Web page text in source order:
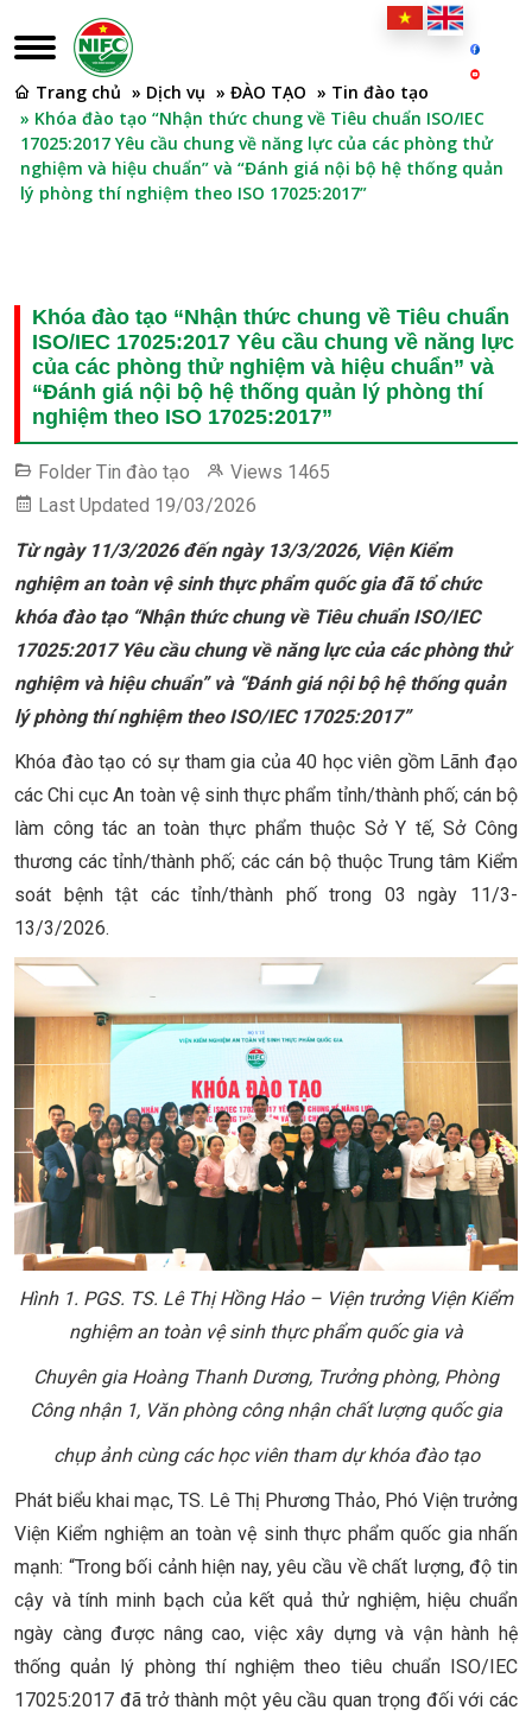
Trang chủ » Dịch vụ » ĐÀO TẠO » Tin đào tạo
» Khóa đào tạo “Nhận thức chung về Tiêu chuẩn ISO/IEC
17025:2017 Yêu cầu chung về năng lực của các phòng thử
nghiệm và hiệu chuẩn” và “Đánh giá nội bộ hệ thống quản
lý phòng thí nghiệm theo ISO 17025:2017”
Khóa đào tạo “Nhận thức chung về Tiêu chuẩn
ISO/IEC 17025:2017 Yêu cầu chung về năng lực
của các phòng thử nghiệm và hiệu chuẩn” và
“Đánh giá nội bộ hệ thống quản lý phòng thí
nghiệm theo ISO 17025:2017”
Folder Tin đào tạo Views 1465
Last Updated 19/03/2026
Từ ngày 11/3/2026 đến ngày 13/3/2026, Viện Kiểm
nghiệm an toàn vệ sinh thực phẩm quốc gia đã tổ chức
khóa đào tạo “Nhận thức chung về Tiêu chuẩn ISO/IEC
17025:2017 Yêu cầu chung về năng lực của các phòng thử
nghiệm và hiệu chuẩn” và “Đánh giá nội bộ hệ thống quản
lý phòng thí nghiệm theo ISO/IEC 17025:2017”
Khóa đào tạo có sự tham gia của 40 học viên gồm Lãnh đạo
các Chi cục An toàn vệ sinh thực phẩm tỉnh/thành phố; cán bộ
làm công tác an toàn thực phẩm thuộc Sở Y tế, Sở Công
thương các tỉnh/thành phố; các cán bộ thuộc Trung tâm Kiểm
soát bệnh tật các tỉnh/thành phố trong 03 ngày 11/3-
13/3/2026.
Hình 1. PGS. TS. Lê Thị Hồng Hảo – Viện trưởng Viện Kiểm
nghiệm an toàn vệ sinh thực phẩm quốc gia và
Chuyên gia Hoàng Thanh Dương, Trưởng phòng, Phòng
Công nhận 1, Văn phòng công nhận chất lượng quốc gia
chụp ảnh cùng các học viên tham dự khóa đào tạo
Phát biểu khai mạc, TS. Lê Thị Phương Thảo, Phó Viện trưởng
Viện Kiểm nghiệm an toàn vệ sinh thực phẩm quốc gia nhấn
mạnh: “Trong bối cảnh hiện nay, yêu cầu về chất lượng, độ tin
cậy và tính minh bạch của kết quả thử nghiệm, hiệu chuẩn
ngày càng được nâng cao, việc xây dựng và vận hành hệ
thống quản lý phòng thí nghiệm theo tiêu chuẩn ISO/IEC
17025:2017 đã trở thành một yêu cầu quan trọng đối với các